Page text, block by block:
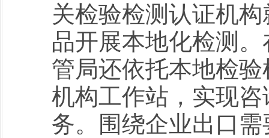
关检验检测认证机
品开展本地化检测
管局还依托本地检
机构工作站，实现
务。围绕企业出口